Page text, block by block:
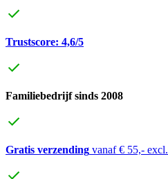
Trustscore: 4,6/5
Familiebedrijf sinds 2008
Gratis verzending vanaf € 55,-